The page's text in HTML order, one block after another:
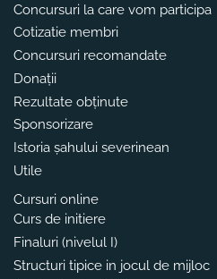
Concursuri la care vom participa
Cotizatie membri
Concursuri recomandate
Donații
Rezultate obținute
Sponsorizare
Istoria șahului severinean
Utile
Cursuri online
Curs de initiere
Finaluri (nivelul I)
Structuri tipice in jocul de mijloc